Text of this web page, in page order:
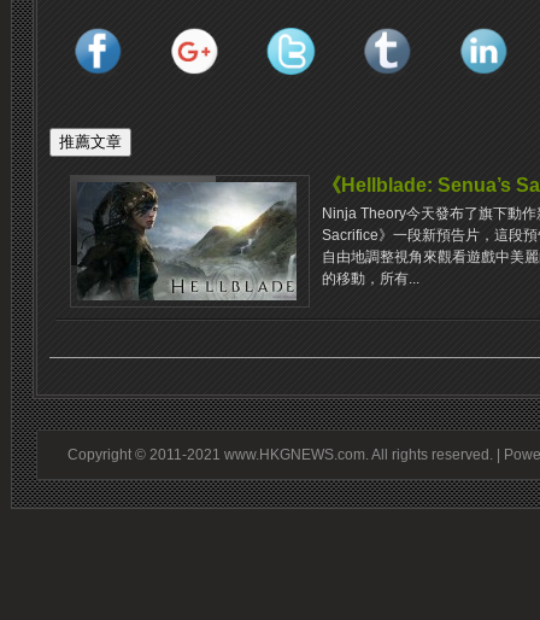
《Hellblade: Senua’s
Ninja Theory今天發布了旗下動
Sacrifice》一段新預告片，這段
自由地調整視角來觀看遊戲中美
的移動，所有...
Copyright © 2011-2021 www.HKGNEWS.com. All rights reserved. |